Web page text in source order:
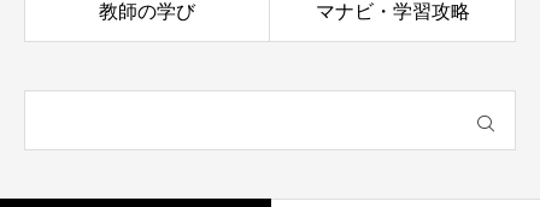
教師の学び マナビ・学習攻略